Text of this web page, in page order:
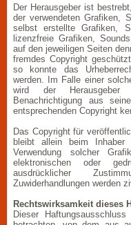
Der Herausgeber ist
der verwendeten Grafiken,
selbst erstellte Grafiken,
lizenzfreie Grafiken,
auf den jeweiligen Seiten
fremdes Copyright
so konnte das
werden. Im Falle einer
wird der Herausgeber
Benachrichtigung aus
entsprechenden Copyright
Das Copyright für
bleibt allein beim Inhaber
Verwendung solcher
elektronischen oder
ausdrücklicher
Zuwiderhandlungen werden
Rechtswirksamkeit dieses
Dieser